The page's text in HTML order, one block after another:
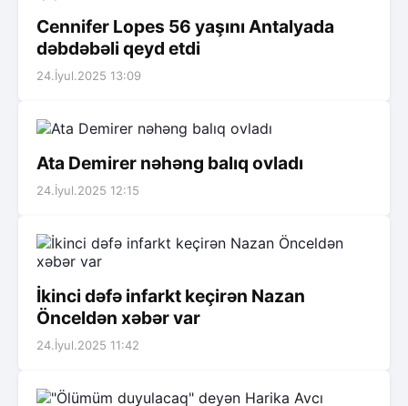
Cennifer Lopes 56 yaşını Antalyada
dəbdəbəli qeyd etdi
24.İyul.2025 13:09
Ata Demirer nəhəng balıq ovladı
24.İyul.2025 12:15
İkinci dəfə infarkt keçirən Nazan
Önceldən xəbər var
24.İyul.2025 11:42